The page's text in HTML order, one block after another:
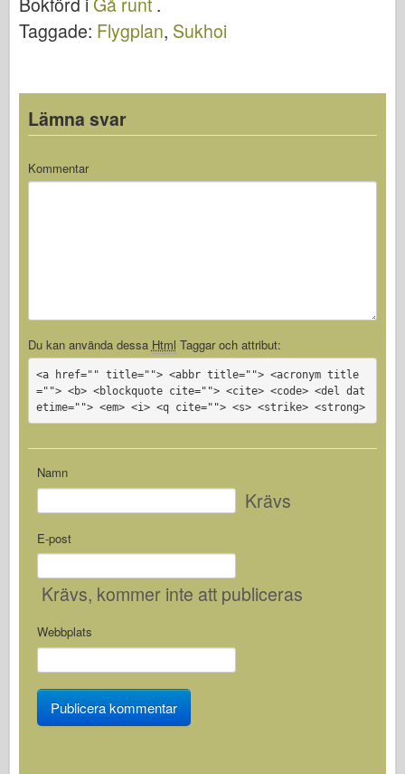
Taggade: Flygplan, Sukhoi
Lämna svar
Kommentar
Du kan använda dessa Html Taggar och attribut:
<a href="" title=""> <abbr title=""> <acronym title
=""> <b> <blockquote cite=""> <cite> <code> <del dat
etime=""> <em> <i> <q cite=""> <s> <strike> <strong>
Namn
Krävs
E-post
Krävs, kommer inte att publiceras
Webbplats